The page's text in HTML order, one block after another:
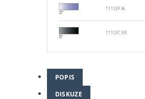
1110/FIA
1110/CER
POPIS
DISKUZE